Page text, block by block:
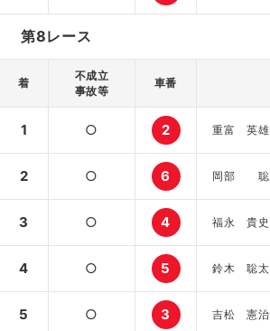
第8レース
着
不成立
事故等
車番
1 ○ 2 重富 英雄
2 ○ 6 岡部 聡
3 ○ 4 福永 貴史
4 ○ 5 鈴木 聡太
5 ○ 3 吉松 憲治